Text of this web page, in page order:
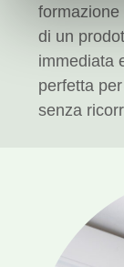
Utilizziamo i
annunci, per
analizzare il
informazioni
nostri partner
pubblicità e
formazione
di un
immediata
perfetta
senza